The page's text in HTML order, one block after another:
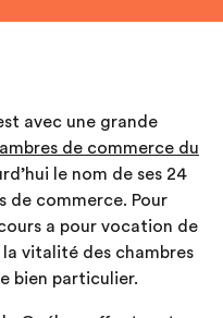
avec une grande
de commerce du
le nom de ses 24
de commerce. Pour
a pour vocation de
vitalité des chambres
bien particulier.